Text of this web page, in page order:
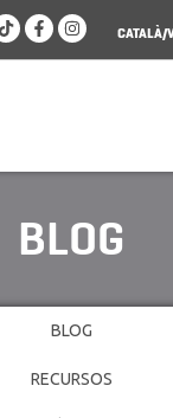
CATALÀ/
BLOG
BLOG
RECURSOS